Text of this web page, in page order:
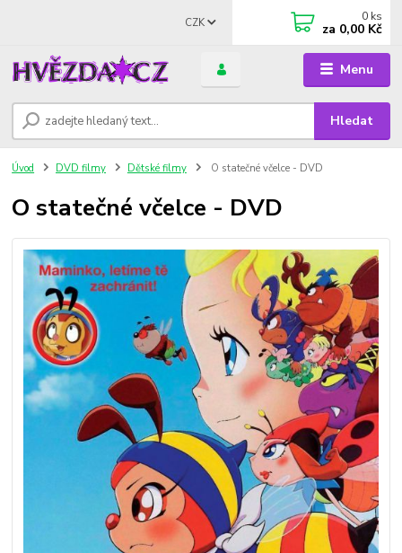
Menu
CZK
Hledat
0 ks
za 0,00 Kč
Úvod DVD filmy Dětské filmy O statečné včelce - DVD
O statečné včelce - DVD